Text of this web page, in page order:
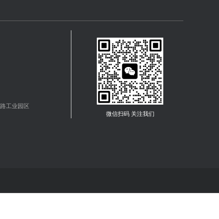
工业园区
微信扫码 关注我们